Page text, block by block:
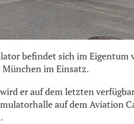
befindet sich im Eigentum
im Einsatz.
er auf dem letzten
auf dem Aviation